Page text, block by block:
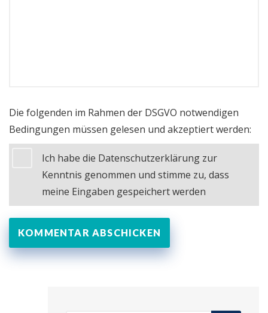
Die folgenden im Rahmen der DSGVO notwendigen
Bedingungen müssen gelesen und akzeptiert werden:
Ich habe die Datenschutzerklärung zur
Kenntnis genommen und stimme zu, dass
meine Eingaben gespeichert werden